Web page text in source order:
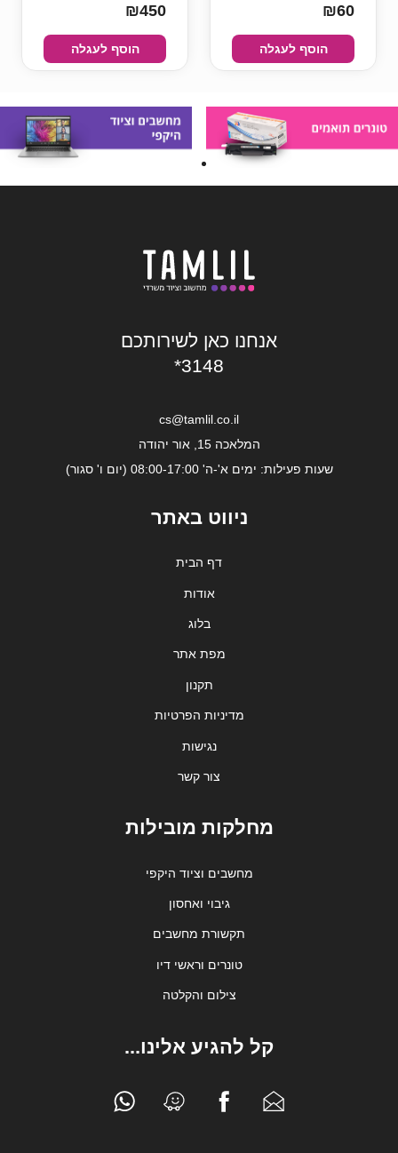
₪60
הוסף לעגלה
₪450
הוסף לעגלה
אנחנו כאן לשירותכם
*3148
cs@tamlil.co.il
המלאכה 15, אור יהודה
שעות פעילות: ימים א'-ה' 08:00-17:00 (יום ו' סגור)
ניווט באתר
דף הבית
אודות
בלוג
מפת אתר
תקנון
מדיניות הפרטיות
נגישות
צור קשר
מחלקות מובילות
מחשבים וציוד היקפי
גיבוי ואחסון
תקשורת מחשבים
טונרים וראשי דיו
צילום והקלטה
קל להגיע אלינו...